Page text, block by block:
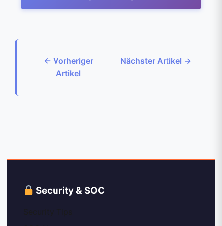
← Vorheriger
Artikel
Nächster Artikel →
Security & SOC